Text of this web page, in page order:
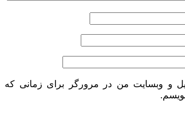
و وبسایت من در مرورگر برای زمانی که